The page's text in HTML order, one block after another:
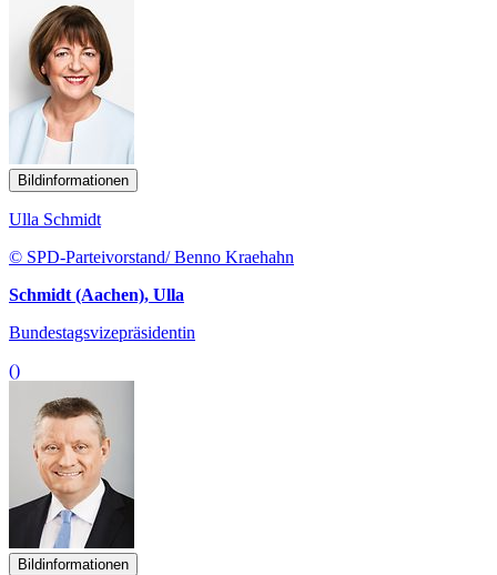
Bildinformationen
Ulla Schmidt
© SPD-Parteivorstand/ Benno Kraehahn
Schmidt (Aachen), Ulla
Bundestagsvizepräsidentin
()
Bildinformationen